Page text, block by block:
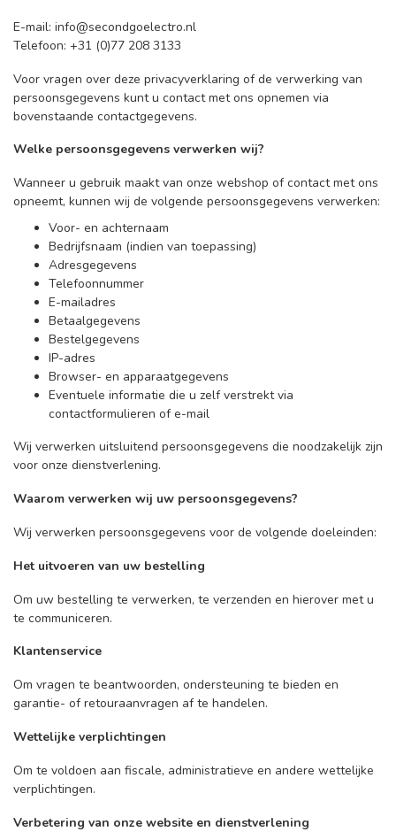
E-mail: info@secondgoelectro.nl
Telefoon: +31 (0)77 208 3133
Voor vragen over deze privacyverklaring of de verwerking van
persoonsgegevens kunt u contact met ons opnemen via
bovenstaande contactgegevens.
Welke persoonsgegevens verwerken wij?
Wanneer u gebruik maakt van onze webshop of contact met ons
opneemt, kunnen wij de volgende persoonsgegevens verwerken:
Voor- en achternaam
Bedrijfsnaam (indien van toepassing)
Adresgegevens
Telefoonnummer
E-mailadres
Betaalgegevens
Bestelgegevens
IP-adres
Browser- en apparaatgegevens
Eventuele informatie die u zelf verstrekt via
contactformulieren of e-mail
Wij verwerken uitsluitend persoonsgegevens die noodzakelijk zijn
voor onze dienstverlening.
Waarom verwerken wij uw persoonsgegevens?
Wij verwerken persoonsgegevens voor de volgende doeleinden:
Het uitvoeren van uw bestelling
Om uw bestelling te verwerken, te verzenden en hierover met u
te communiceren.
Klantenservice
Om vragen te beantwoorden, ondersteuning te bieden en
garantie- of retouraanvragen af te handelen.
Wettelijke verplichtingen
Om te voldoen aan fiscale, administratieve en andere wettelijke
verplichtingen.
Verbetering van onze website en dienstverlening